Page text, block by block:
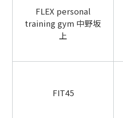
FLEX personal
training gym 中野坂
上
FIT45